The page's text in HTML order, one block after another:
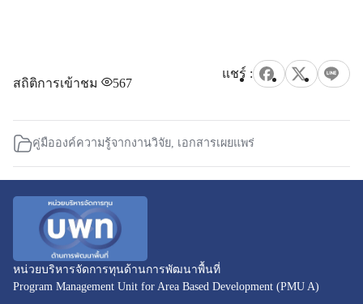
สถิติการเข้าชม 567
คู่มือองค์ความรู้จากงานวิจัย เอกสารเผยแพร่
หน่วยบริหารจัดการทุนด้านการพัฒนาพื้นที่
Program Management Unit for Area Based Development (PMU A)